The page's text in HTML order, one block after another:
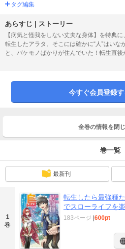
タグ編集
あらすじ | ストーリー
【病気と怪我をしない丈夫な身体】を特典
転生したアラタ。そこには確かに“人”はいな
と、バケモノばかりが住んでいた！転生直
や、【病気と怪我をしない丈夫な身体】は
今すぐ会員登録
全巻の情報を 閉
巻一覧
最新刊
1
巻
転生したら最強種
でスローライフを
183ページ |600pt